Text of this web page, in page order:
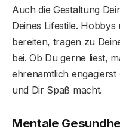
Auch die Gestaltung
Deines Lifestile.
bereiten, tragen zu
bei. Ob Du gerne liest,
ehrenamtlich
und Dir Spaß macht.
Mentale